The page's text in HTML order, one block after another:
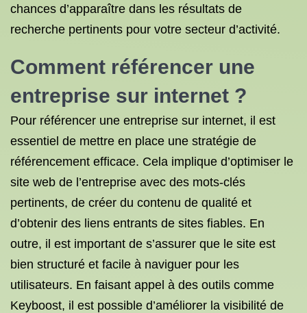
chances d’apparaître dans les résultats de
recherche pertinents pour votre secteur d’activité.
Comment référencer une
entreprise sur internet ?
Pour référencer une entreprise sur internet, il est
essentiel de mettre en place une stratégie de
référencement efficace. Cela implique d’optimiser le
site web de l’entreprise avec des mots-clés
pertinents, de créer du contenu de qualité et
d’obtenir des liens entrants de sites fiables. En
outre, il est important de s’assurer que le site est
bien structuré et facile à naviguer pour les
utilisateurs. En faisant appel à des outils comme
Keyboost, il est possible d’améliorer la visibilité de